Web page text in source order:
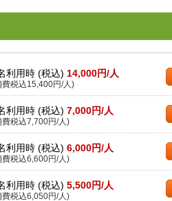
利用時 (税込) 14,000円/人
費税込15,400円/人)
利用時 (税込) 7,000円/人
費税込7,700円/人)
利用時 (税込) 6,000円/人
費税込6,600円/人)
利用時 (税込) 5,500円/人
費税込6,050円/人)